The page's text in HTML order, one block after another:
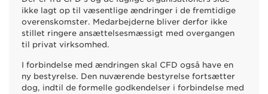
ikke lagt op til væsentlige ændringer i de fremtidige
overenskomster. Medarbejderne bliver derfor ikke
stillet ringere ansættelsesmæssigt med overgangen
til privat virksomhed.
I forbindelse med ændringen skal CFD også have en
ny bestyrelse. Den nuværende bestyrelse fortsætter
dog, indtil de formelle godkendelser i forbindelse med